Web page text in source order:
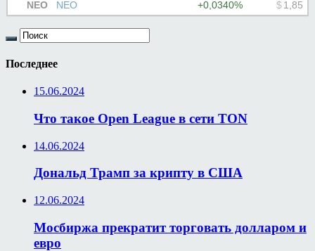
Последнее
15.06.2024
Что такое Open League в сети TON
14.06.2024
Дональд Трамп за крипту в США
12.06.2024
Мосбиржа прекратит торговать долларом и
евро